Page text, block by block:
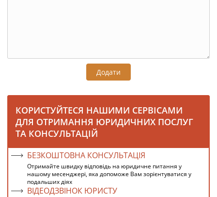
Додати
КОРИСТУЙТЕСЯ НАШИМИ СЕРВІСАМИ
ДЛЯ ОТРИМАННЯ ЮРИДИЧНИХ ПОСЛУГ
ТА КОНСУЛЬТАЦІЙ
БЕЗКОШТОВНА КОНСУЛЬТАЦІЯ
Отримайте швидку відповідь на юридичне питання у
нашому месенджері, яка допоможе Вам зорієнтуватися у
подальших діях
ВІДЕОДЗВІНОК ЮРИСТУ